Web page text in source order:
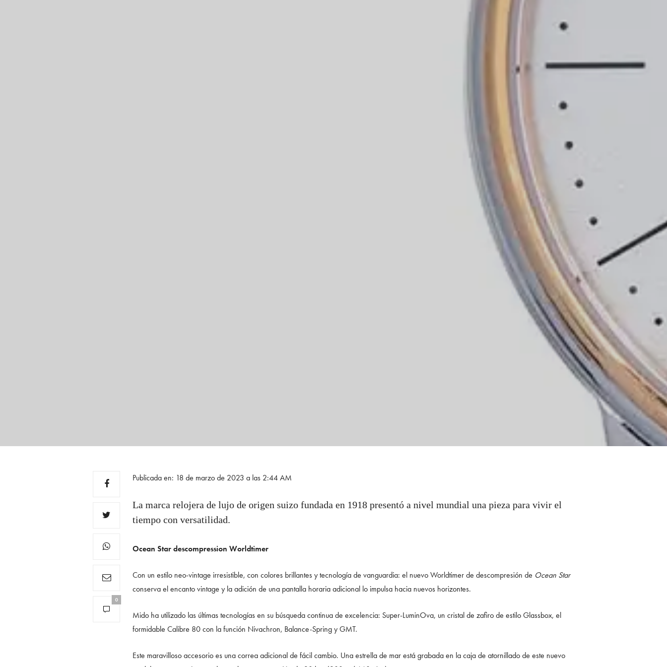
0
Publicada en: 18 de marzo de 2023 a las 2:44 AM
La marca relojera de lujo de origen suizo fundada en 1918 presentó a nivel mundial una pieza para vivir el
tiempo con versatilidad.
Ocean Star descompression Worldtimer
Con un estilo neo-vintage irresistible, con colores brillantes y tecnología de vanguardia: el nuevo Worldtimer de descompresión de Ocean Star
conserva el encanto vintage y la adición de una pantalla horaria adicional lo impulsa hacia nuevos horizontes.
Mido ha utilizado las últimas tecnologías en su búsqueda continua de excelencia: Super-LuminOva, un cristal de zafiro de estilo Glassbox, el
formidable Calibre 80 con la función Nivachron, Balance-Spring y GMT.
Este maravilloso accesorio es una correa adicional de fácil cambio. Una estrella de mar está grabada en la caja de atornillado de este nuevo